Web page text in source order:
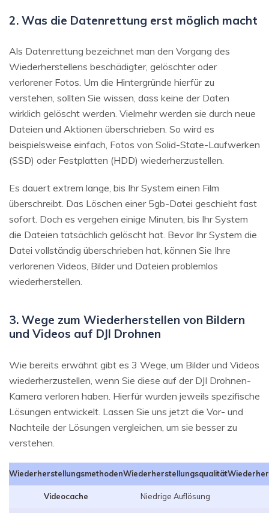
2. Was die Datenrettung erst möglich macht
Als Datenrettung bezeichnet man den Vorgang des
Wiederherstellens beschädigter, gelöschter oder
verlorener Fotos. Um die Hintergründe hierfür zu
verstehen, sollten Sie wissen, dass keine der Daten
wirklich gelöscht werden. Vielmehr werden sie durch neue
Dateien und Aktionen überschrieben. So wird es
beispielsweise einfach, Fotos von Solid-State-Laufwerken
(SSD) oder Festplatten (HDD) wiederherzustellen.
Es dauert extrem lange, bis Ihr System einen Film
überschreibt. Das Löschen einer 5gb-Datei geschieht fast
sofort. Doch es vergehen einige Minuten, bis Ihr System
die Dateien tatsächlich gelöscht hat. Bevor Ihr System die
Datei vollständig überschrieben hat, können Sie Ihre
verlorenen Videos, Bilder und Dateien problemlos
wiederherstellen.
3. Wege zum Wiederherstellen von Bildern
und Videos auf DJI Drohnen
Wie bereits erwähnt gibt es 3 Wege, um Bilder und Videos
wiederherzustellen, wenn Sie diese auf der DJI Drohnen-
Kamera verloren haben. Hierfür wurden jeweils spezifische
Lösungen entwickelt. Lassen Sie uns jetzt die Vor- und
Nachteile der Lösungen vergleichen, um sie besser zu
verstehen.
WiederherstellungsmethodenWiederherstellungsqualität
Videocache Niedrige Auflösung